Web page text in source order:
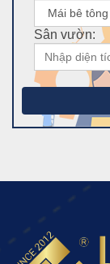
Sân vườn: